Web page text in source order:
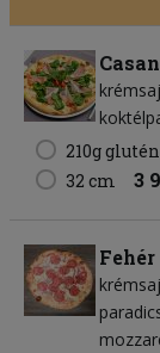
210g
32 cm 3